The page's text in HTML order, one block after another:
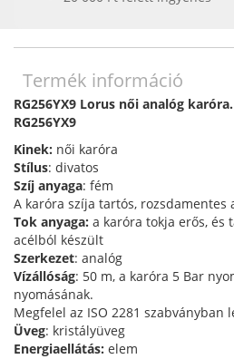
Termék információ
RG256YX9 Lorus női analóg
RG256YX9
Kinek: női karóra
Stílus: divatos
Szíj anyaga: fém
A karóra szíja tartós, rozsdamentes
Tok anyaga: a karóra tokja erős, és
acélból készült
Szerkezet: analóg
Vízállóság: 50 m, a karóra 5 Bar
nyomásának.
Megfelel az ISO 2281 szabványban
Üveg: kristályüveg
Energiaellátás: elem